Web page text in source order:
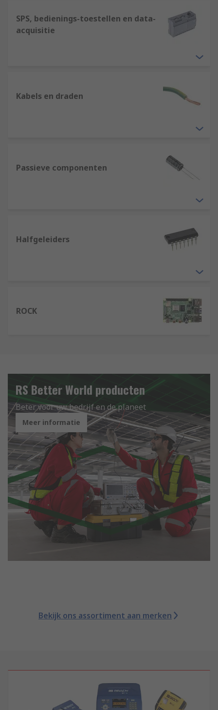
SPS, bedienings-toestellen en data-
acquisitie
Kabels en draden
Passieve componenten
Halfgeleiders
ROCK
RS Better World producten
Beter voor uw bedrijf en de planeet
Meer informatie
Bekijk ons assortiment aan merken